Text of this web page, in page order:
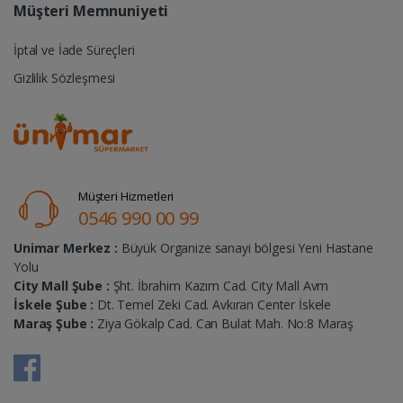
Müşteri Memnuniyeti
İptal ve İade Süreçleri
Gizlilik Sözleşmesi
Müşteri Hizmetleri
0546 990 00 99
Unimar Merkez : Büyük Organize sanayi bölgesi Yeni Hastane
Yolu
City Mall Şube : Şht. İbrahim Kazım Cad. City Mall Avm
İskele Şube : Dt. Temel Zeki Cad. Avkıran Center İskele
Maraş Şube : Ziya Gökalp Cad. Can Bulat Mah. No:8 Maraş